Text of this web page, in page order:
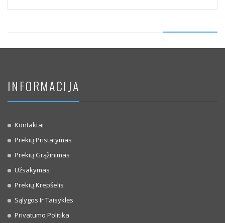
INFORMACIJA
Kontaktai
Prekių Pristatymas
Prekių Grąžinimas
Užsakymas
Prekių Krepšelis
Sąlygos Ir Taisyklės
Privatumo Politika